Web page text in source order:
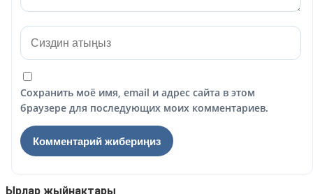
Сохранить моё имя, email и адрес сайта в этом
браузере для последующих моих комментариев.
Ырлар жыйнактары